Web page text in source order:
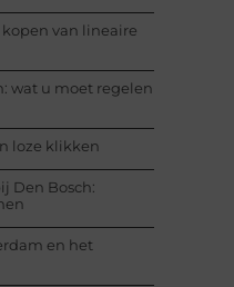
van lineaire
wat u moet regelen
loze klikken
Den Bosch:
en het